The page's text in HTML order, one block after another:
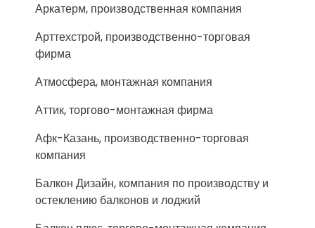
Аркатерм, производственная компания
Арттехстрой, производственно-торговая
фирма
Атмосфера, монтажная компания
Аттик, торгово-монтажная фирма
Афк-Казань, производственно-торговая
компания
Балкон Дизайн, компания по производству и
остеклению балконов и лоджий